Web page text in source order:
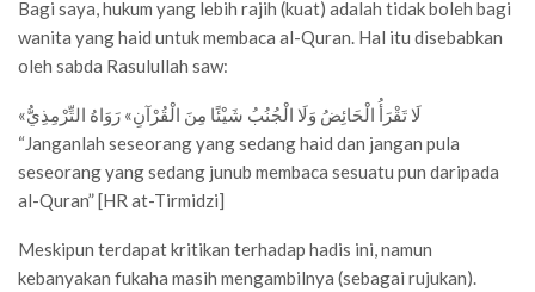
Bagi saya, hukum yang lebih rajih (kuat) adalah tidak boleh bagi
wanita yang haid untuk membaca al-Quran. Hal itu disebabkan
oleh sabda Rasulullah saw:
«لَا تَقْرَأُ الْحَائِضُ وَلَا الْجُنُبُ شَيْئًا مِنَ الْقُرْآنِ» رَوَاهُ التِّرْمِذِيُّ
“Janganlah seseorang yang sedang haid dan jangan pula
seseorang yang sedang junub membaca sesuatu pun daripada
al-Quran” [HR at-Tirmidzi]
Meskipun terdapat kritikan terhadap hadis ini, namun
kebanyakan fukaha masih mengambilnya (sebagai rujukan).